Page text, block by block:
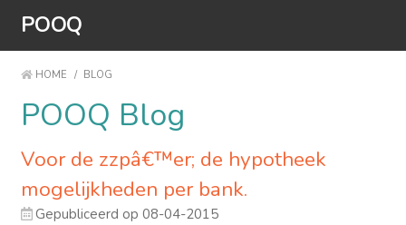
POOQ
HOME / BLOG
POOQ Blog
Voor de zzpâ€™er; de hypotheek
mogelijkheden per bank.
Gepubliceerd op 08-04-2015